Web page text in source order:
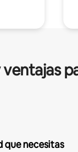
que necesitas